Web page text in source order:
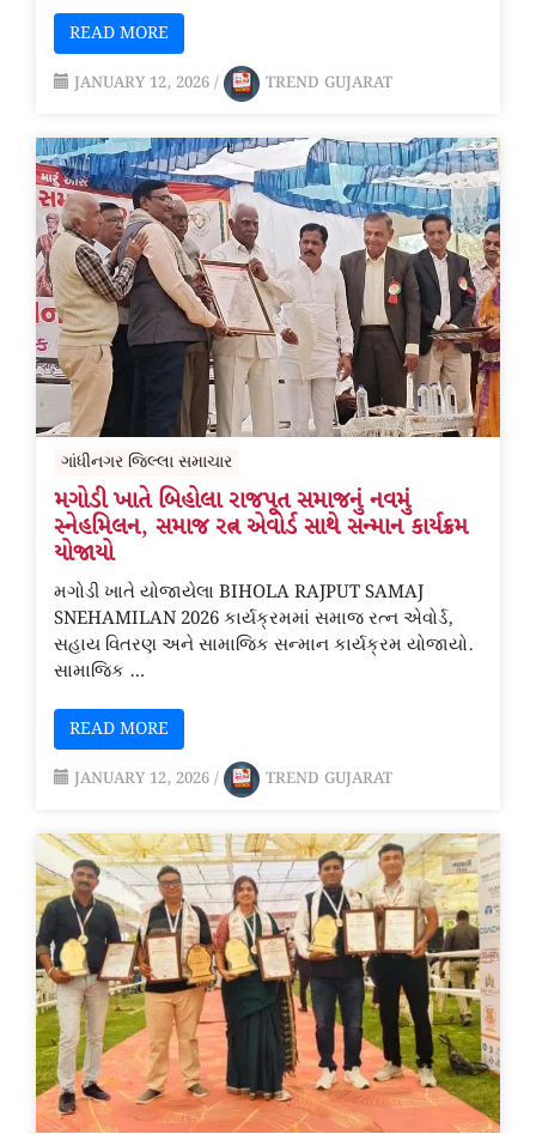
READ MORE
JANUARY 12, 2026 / TREND GUJARAT
ગાંધીનગર જિલ્લા સમાચાર
મગોડી ખાતે બિહોલા રાજપૂત સમાજનું નવમું
સ્નેહમિલન, સમાજ રત્ન એવોર્ડ સાથે સન્માન કાર્યક્રમ
યોજાયો
મગોડી ખાતે યોજાયેલા BIHOLA RAJPUT SAMAJ
SNEHAMILAN 2026 કાર્યક્રમમાં સમાજ રત્ન એવોર્ડ,
સહાય વિતરણ અને સામાજિક સન્માન કાર્યક્રમ યોજાયો.
સામાજિક …
READ MORE
JANUARY 12, 2026 / TREND GUJARAT